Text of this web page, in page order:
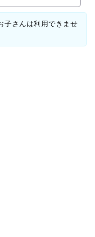
子さんは利用できませ